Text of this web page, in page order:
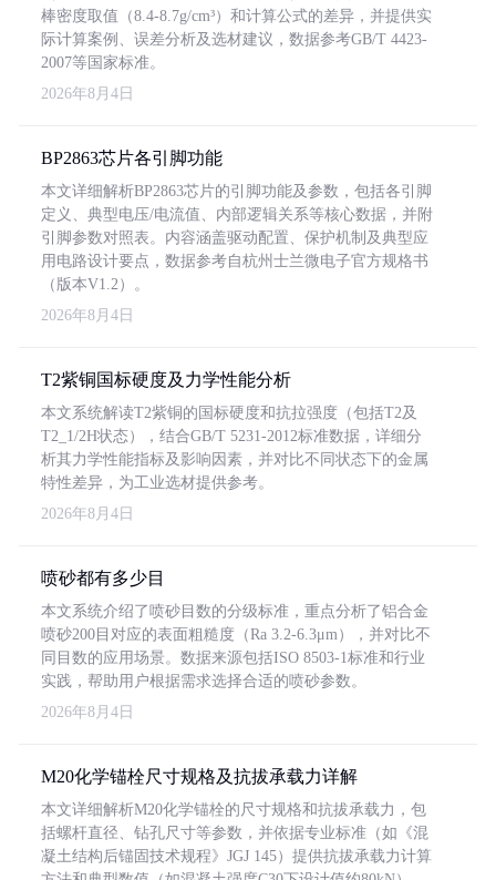
棒密度取值（8.4-8.7g/cm³）和计算公式的差异，并提供实
际计算案例、误差分析及选材建议，数据参考GB/T 4423-
2007等国家标准。
2026年8月4日
BP2863芯片各引脚功能
本文详细解析BP2863芯片的引脚功能及参数，包括各引脚
定义、典型电压/电流值、内部逻辑关系等核心数据，并附
引脚参数对照表。内容涵盖驱动配置、保护机制及典型应
用电路设计要点，数据参考自杭州士兰微电子官方规格书
（版本V1.2）。
2026年8月4日
T2紫铜国标硬度及力学性能分析
本文系统解读T2紫铜的国标硬度和抗拉强度（包括T2及
T2_1/2H状态），结合GB/T 5231-2012标准数据，详细分
析其力学性能指标及影响因素，并对比不同状态下的金属
特性差异，为工业选材提供参考。
2026年8月4日
喷砂都有多少目
本文系统介绍了喷砂目数的分级标准，重点分析了铝合金
喷砂200目对应的表面粗糙度（Ra 3.2-6.3μm），并对比不
同目数的应用场景。数据来源包括ISO 8503-1标准和行业
实践，帮助用户根据需求选择合适的喷砂参数。
2026年8月4日
M20化学锚栓尺寸规格及抗拔承载力详解
本文详细解析M20化学锚栓的尺寸规格和抗拔承载力，包
括螺杆直径、钻孔尺寸等参数，并依据专业标准（如《混
凝土结构后锚固技术规程》JGJ 145）提供抗拔承载力计算